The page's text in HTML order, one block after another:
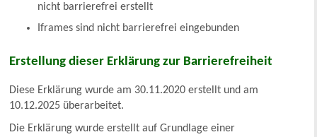
nicht barrierefrei erstellt
Iframes sind nicht barrierefrei eingebunden
Erstellung dieser Erklärung zur Barrierefreiheit
Diese Erklärung wurde am 30.11.2020 erstellt und am
10.12.2025 überarbeitet.
Die Erklärung wurde erstellt auf Grundlage einer